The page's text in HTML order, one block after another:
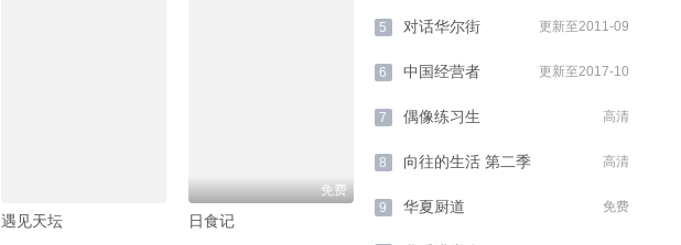
遇见天坛
免费
日食记
5 更新至2011-09
对话华尔街
6 更新至2017-10
中国经营者
7 高清
偶像练习生
8 高清
向往的生活 第二季
9 免费
华夏厨道